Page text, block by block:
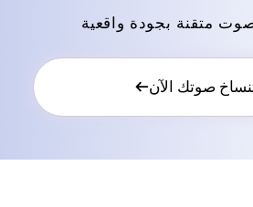
متقنة بجودة واقعية
صوتك الآن